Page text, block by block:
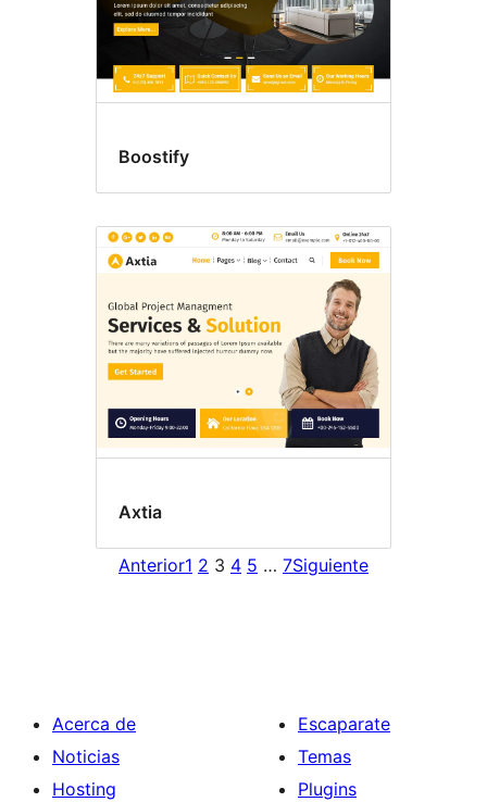
Boostify
Axtia
Anterior1 2 3 4 5 … 7Siguiente
Acerca de
Noticias
Hosting
Escaparate
Temas
Plugins